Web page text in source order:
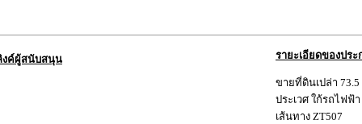
งค์ผู้สนับสนุน รายะเอียดของประ
ขายที่ดินเปล่า
ประเวศ ใก้รถไฟฟ้
เส้นทาง ZT507